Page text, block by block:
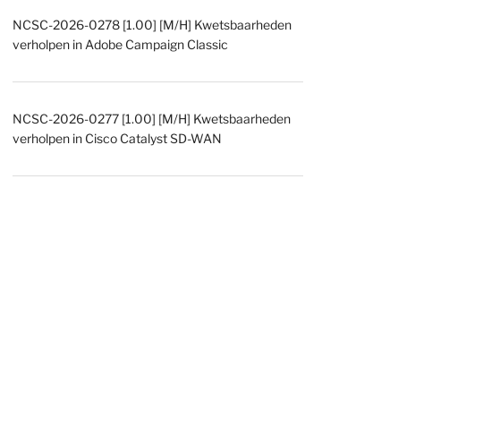
NCSC-2026-0278 [1.00] [M/H] Kwetsbaarheden
verholpen in Adobe Campaign Classic
NCSC-2026-0277 [1.00] [M/H] Kwetsbaarheden
verholpen in Cisco Catalyst SD-WAN